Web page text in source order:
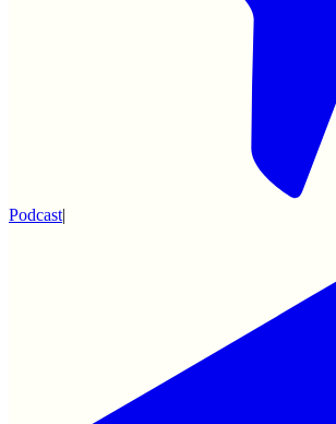
Podcast|